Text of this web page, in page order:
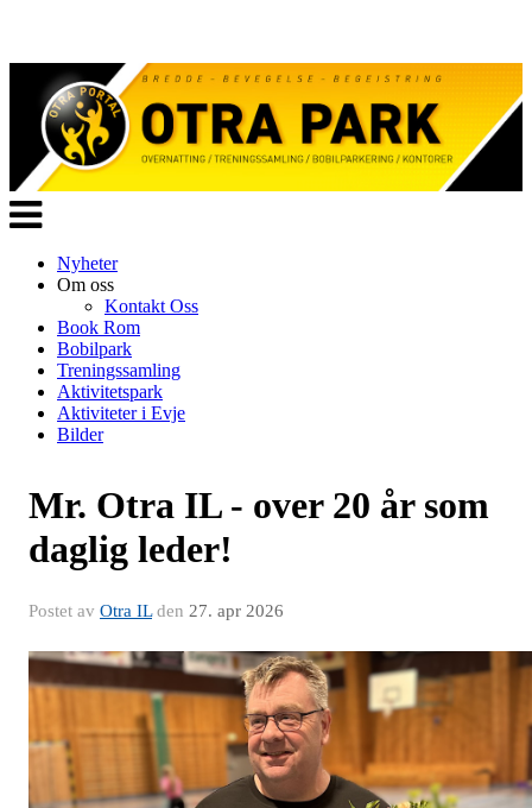
Veksle
navigasjon
Nyheter
Om oss
Kontakt Oss
Book Rom
Bobilpark
Treningssamling
Aktivitetspark
Aktiviteter i Evje
Bilder
Mr. Otra IL - over 20 år som
daglig leder!
Postet av Otra ILden 27. apr 2026